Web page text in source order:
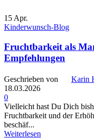
15 Apr.
Kinderwunsch-Blog
Fruchtbarkeit als
Empfehlungen
Geschrieben von
Karin
18.03.2026
0
Vielleicht hast Du Dich
Fruchtbarkeit und der
beschäf...
Weiterlesen